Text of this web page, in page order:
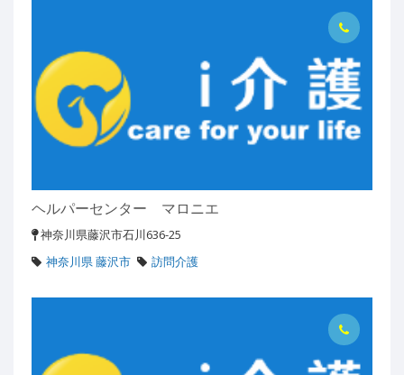
ヘルパーセンター マロニエ
神奈川県藤沢市石川636-25
神奈川県 藤沢市
訪問介護